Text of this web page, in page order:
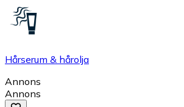
Hårserum & hårolja
Annons
Annons